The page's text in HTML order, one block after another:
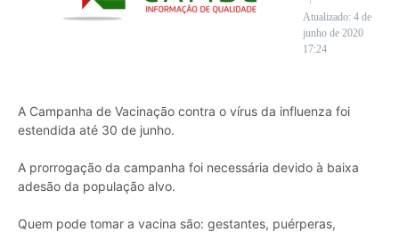
Atualizado: 4 de
junho de 2020
17:24
A Campanha de Vacinação contra o vírus da influenza foi
estendida até 30 de junho.
A prorrogação da campanha foi necessária devido à baixa
adesão da população alvo.
Quem pode tomar a vacina são: gestantes, puérperas,